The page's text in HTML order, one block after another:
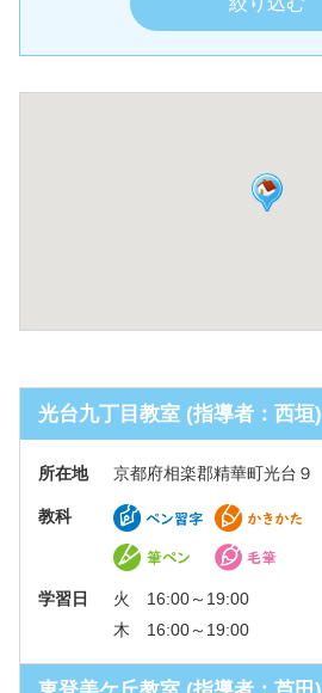
光台九丁目教室 (指導者：西垣)
所在地 京都府相楽郡精華町光台９
教科
学習日
火 16:00～19:00
木 16:00～19:00